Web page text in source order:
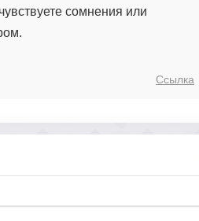
сомнения или
Ссылка